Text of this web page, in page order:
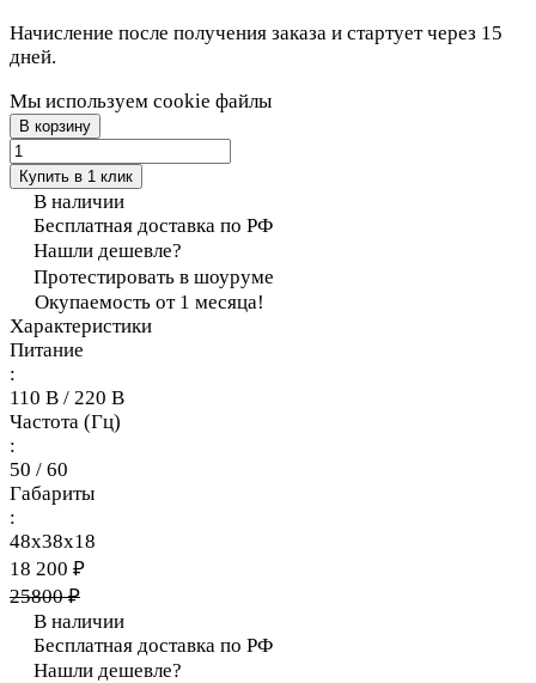
Начисление после получения заказа и стартует через 15
дней.
Мы используем cookie файлы
В корзину
Купить в 1 клик
В наличии
Бесплатная доставка по РФ
Нашли дешевле?
Протестировать в шоуруме
Окупаемость от 1 месяца!
Характеристики
Питание
:
110 В / 220 В
Частота (Гц)
:
50 / 60
Габариты
:
48х38х18
18 200 ₽
25800 ₽
В наличии
Бесплатная доставка по РФ
Нашли дешевле?